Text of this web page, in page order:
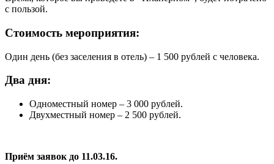
с пользой.
Стоимость мероприятия:
Один день (без заселения в отель) – 1 500 рублей с человека.
Два дня:
Одноместный номер – 3 000 рублей.
Двухместный номер – 2 500 рублей.
Приём заявок до 11.03.16.